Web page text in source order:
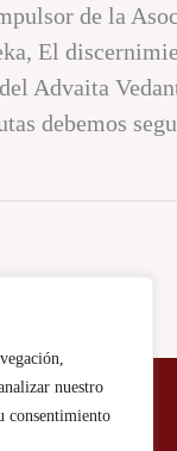
nuestro
consentimiento
de la
El
Advaita
debemos